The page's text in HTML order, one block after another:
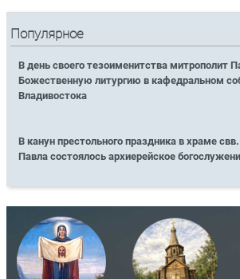
Популярное
В день своего тезоименитства митрополит
Божественную литургию в кафедральном
Владивостока
В канун престольного праздника в храме
Павла состоялось архиерейское